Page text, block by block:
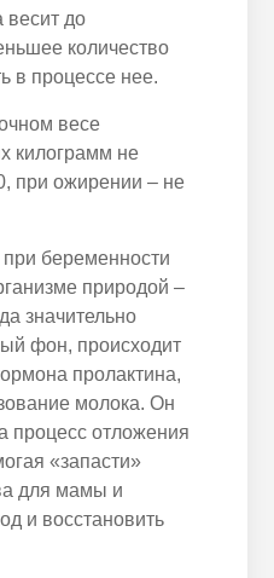
до
количество
в процессе нее.
весе
килограмм не
при ожирении – не
беременности
природой –
значительно
фон, происходит
пролактина,
молока. Он
процесс отложения
«запасти»
для мамы и
и восстановить